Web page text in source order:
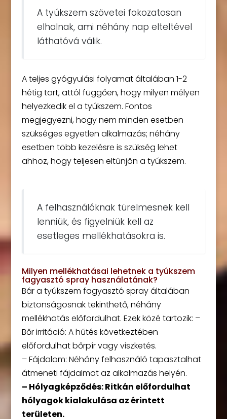
A tyúkszem szövetei fokozatosan
elhalnak, ami néhány nap elteltével
láthatóvá válik.
A teljes gyógyulási folyamat általában 1-2
hétig tart, attól függően, hogy milyen mélyen
helyezkedik el a tyúkszem. Fontos
megjegyezni, hogy nem minden esetben
szükséges egyetlen alkalmazás; néhány
esetben több kezelésre is szükség lehet
ahhoz, hogy teljesen eltűnjön a tyúkszem.
A felhasználóknak türelmesnek kell
lenniük, és figyelniük kell az
esetleges mellékhatásokra is.
Milyen mellékhatásai lehetnek a tyúkszem
fagyasztó spray használatának?
Bár a tyúkszem fagyasztó spray általában
biztonságosnak tekinthető, néhány
mellékhatás előfordulhat. Ezek közé tartozik: –
Bőr irritáció: A hűtés következtében
előfordulhat bőrpír vagy viszketés.
– Fájdalom: Néhány felhasználó tapasztalhat
átmeneti fájdalmat az alkalmazás helyén.
– Hólyagképződés: Ritkán előfordulhat
hólyagok kialakulása az érintett
területen.